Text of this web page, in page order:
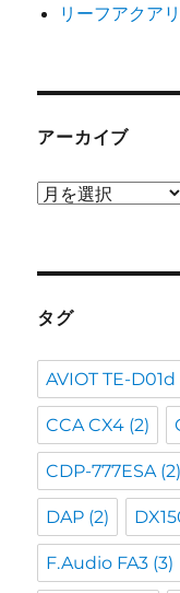
リーフアクア
アーカイブ
ア
ブ
タグ
AVIOT TE-D01d
CCA CX4 (2)
CDP-777ESA(2)
DAP (2)
F.Audio FA3 (3)